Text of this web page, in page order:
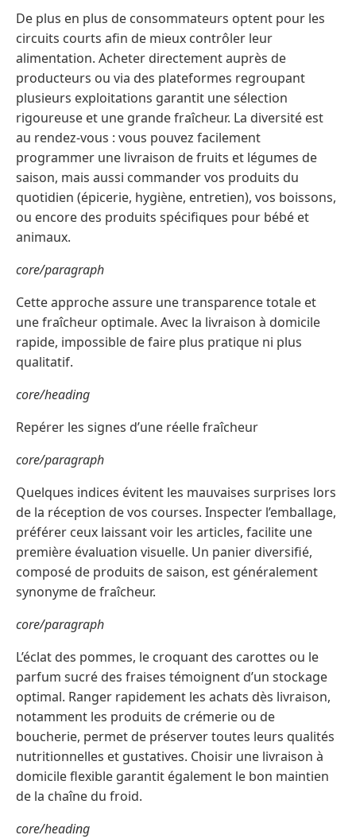
De plus en plus de consommateurs optent pour les
circuits courts afin de mieux contrôler leur
alimentation. Acheter directement auprès de
producteurs ou via des plateformes regroupant
plusieurs exploitations garantit une sélection
rigoureuse et une grande fraîcheur. La diversité est
au rendez-vous : vous pouvez facilement
programmer une livraison de fruits et légumes de
saison, mais aussi commander vos produits du
quotidien (épicerie, hygiène, entretien), vos boissons,
ou encore des produits spécifiques pour bébé et
animaux.
core/paragraph
Cette approche assure une transparence totale et
une fraîcheur optimale. Avec la livraison à domicile
rapide, impossible de faire plus pratique ni plus
qualitatif.
core/heading
Repérer les signes d’une réelle fraîcheur
core/paragraph
Quelques indices évitent les mauvaises surprises lors
de la réception de vos courses. Inspecter l’emballage,
préférer ceux laissant voir les articles, facilite une
première évaluation visuelle. Un panier diversifié,
composé de produits de saison, est généralement
synonyme de fraîcheur.
core/paragraph
L’éclat des pommes, le croquant des carottes ou le
parfum sucré des fraises témoignent d’un stockage
optimal. Ranger rapidement les achats dès livraison,
notamment les produits de crémerie ou de
boucherie, permet de préserver toutes leurs qualités
nutritionnelles et gustatives. Choisir une livraison à
domicile flexible garantit également le bon maintien
de la chaîne du froid.
core/heading